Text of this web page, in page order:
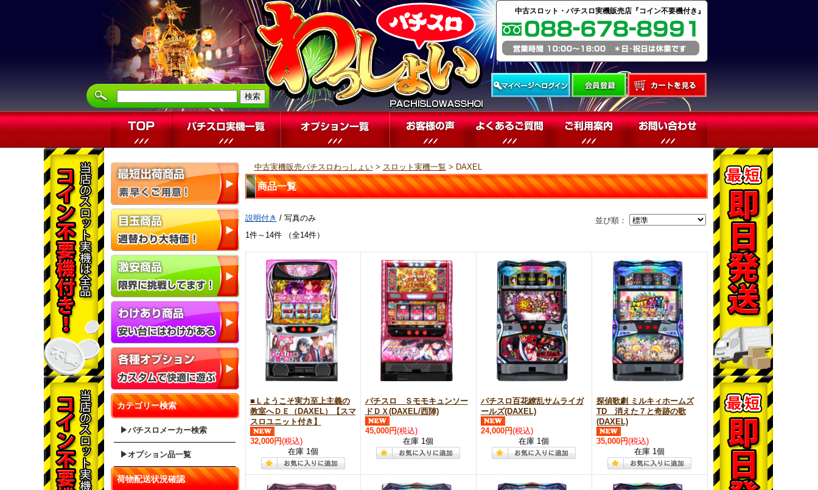
中古スロット・パチスロ実機販売店『コイン不要機付き』
カテゴリー検索
▶パチスロメーカー検索
▶オプション品一覧
荷物配送状況確認
中古実機販売パチスロわっしょい> スロット実機一覧 > DAXEL
商品一覧
並び順：
説明付き / 写真のみ
1件～14件 （全14件）
■Ｌようこそ実力至上主義の
教室へＤＥ（DAXEL）【スマ
スロユニット付き】
32,000円(税込)
在庫 1個
パチスロ Ｓモモキュンソー
ドＤＸ(DAXEL/西陣)
45,000円(税込)
在庫 1個
パチスロ百花繚乱サムライガ
ールズ(DAXEL)
24,000円(税込)
在庫 1個
探偵歌劇 ミルキィホームズ
TD 消えた７と奇跡の歌
(DAXEL)
35,000円(税込)
在庫 1個